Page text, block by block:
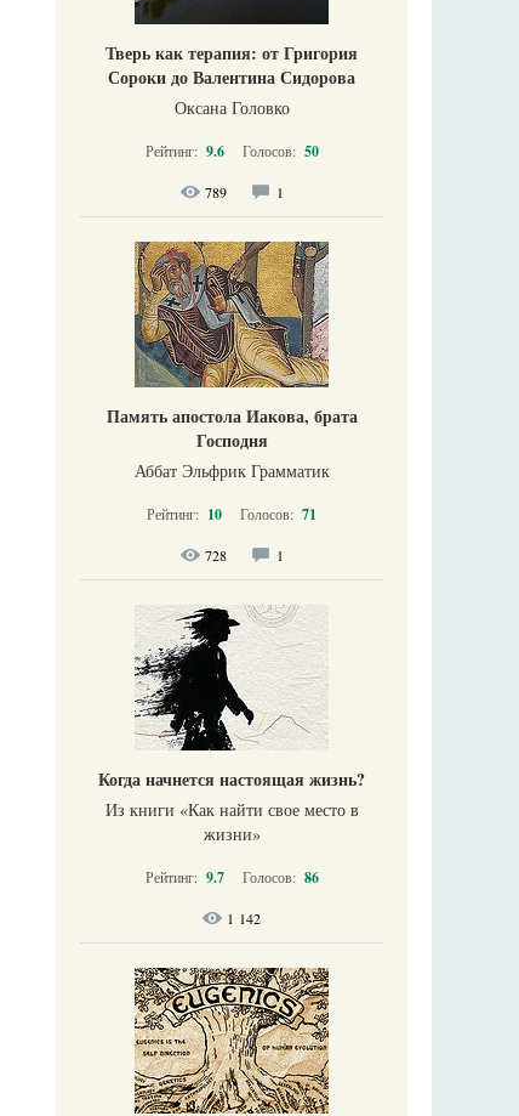
Тверь как терапия: от Григория
Сороки до Валентина Сидорова
Оксана Головко
Рейтинг: 9.6 Голосов: 50
789 1
Память апостола Иакова, брата
Господня
Аббат Эльфрик Грамматик
Рейтинг: 10 Голосов: 71
728 1
Когда начнется настоящая жизнь?
Из книги «Как найти свое место в
жизни​»
Рейтинг: 9.7 Голосов: 86
1 142